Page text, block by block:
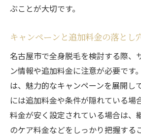
ぶことが大切です。
キャンペーンと追加料金の落とし
名古屋市で全身脱毛を検討する際、
ン情報や追加料金に注意が必要です
は、魅力的なキャンペーンを展開し
には追加料金や条件が隠れている場
料金が安く設定されている場合は、
のケア料金などをしっかり把握する